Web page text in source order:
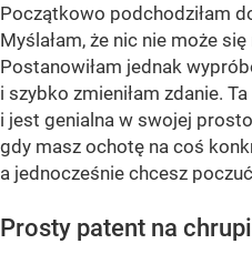
Początkowo podchodziłam
Myślałam, że nic nie może
Postanowiłam jednak
i szybko zmieniłam zdanie.
i jest genialna w swojej
gdy masz ochotę na coś
a jednocześnie chcesz
Prosty patent na